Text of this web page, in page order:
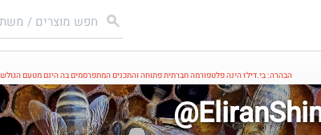
הבהרה: בי.דילז הינה פלטפורמה חברתית פתוחה והתכנים המתפרסמים בה הינם מטעם